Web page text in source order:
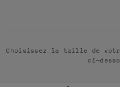
Choisissez la taille de
ci-